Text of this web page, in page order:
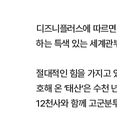
디즈니플러스에 따르
하는 특색 있는 세계
절대적인 힘을 가지고
호해 온 ‘태산’은 수천
12천사와 함께 고군분